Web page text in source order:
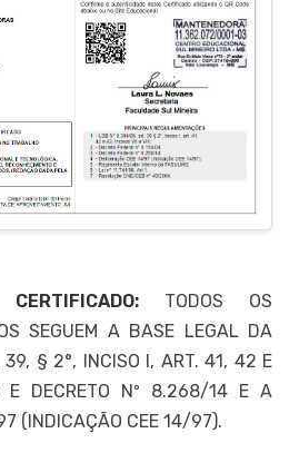
TODOS OS
SEGUEM A BASE LEGAL DA
§ 2°, INCISO I, ART. 41, 42 E
E DECRETO Nº 8.268/14 E A
(INDICAÇÃO CEE 14/97).